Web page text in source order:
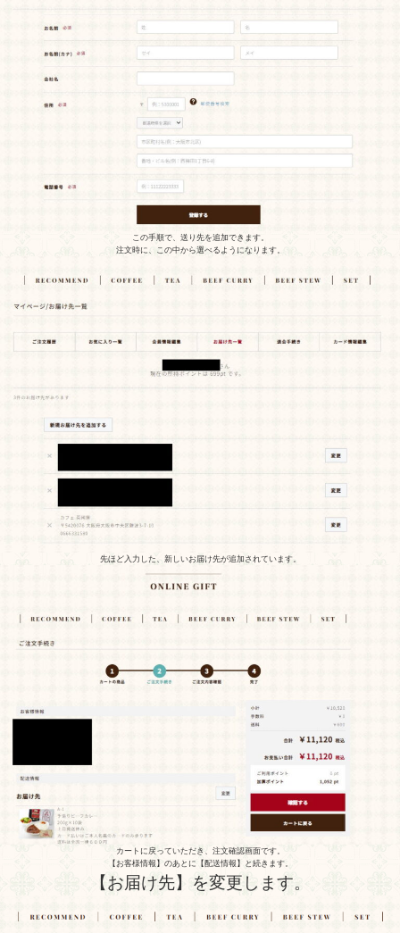
この手順で、送り先を追加できます。
注文時に、この中から選べるようになります。
先ほど入力した、新しいお届け先が追加されています。
カートに戻っていただき、注文確認画面です。
【お客様情報】のあとに【配送情報】と続きます。
【お届け先】を変更します。